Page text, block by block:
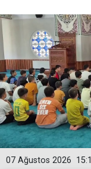
07 Ağustos 2026